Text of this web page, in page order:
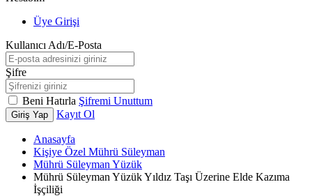
Üye Girişi
Kullanıcı Adı/E-Posta
Şifre
Beni Hatırla Şifremi Unuttum
Giriş Yap Kayıt Ol
Anasayfa
Kişiye Özel Mührü Süleyman
Mührü Süleyman Yüzük
Mührü Süleyman Yüzük Yıldız Taşı Üzerine Elde Kazıma
İşçiliği